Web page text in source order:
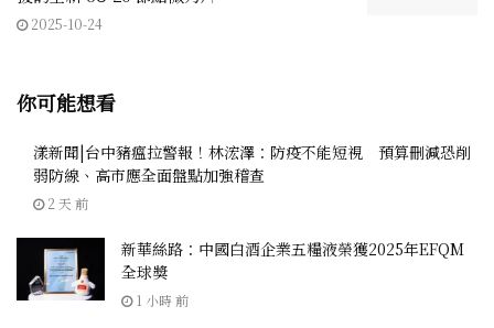
2025-10-24
你可能想看
漾新聞|台中豬瘟拉警報！林浤澤：防疫不能短視 預算刪減恐削
弱防線、高市應全面盤點加強稽查
2 天 前
新華絲路：中國白酒企業五糧液榮獲2025年EFQM
全球獎
1 小時 前